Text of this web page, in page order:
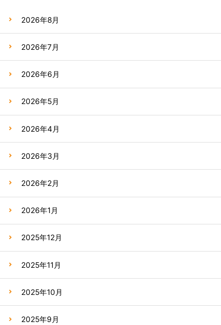
2026年8月
2026年7月
2026年6月
2026年5月
2026年4月
2026年3月
2026年2月
2026年1月
2025年12月
2025年11月
2025年10月
2025年9月